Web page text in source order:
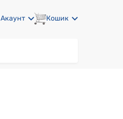
Акаунт Кошик